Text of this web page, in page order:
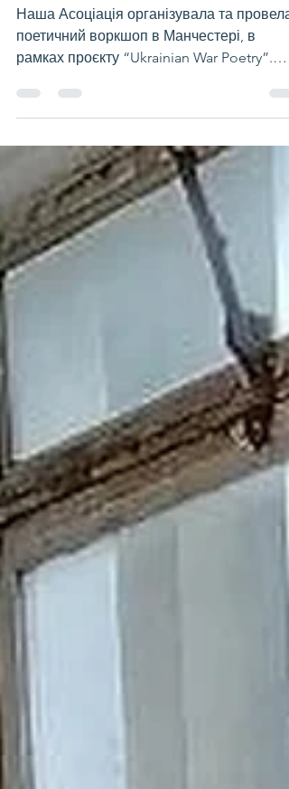
Поезія єднає серця
Наша Асоціація організувала та провела
рамках проєкту “Ukrainian War Poetry”.
Почесними гостями...